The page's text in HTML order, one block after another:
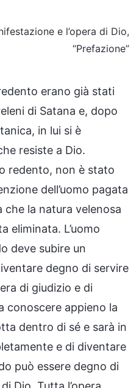
e l’opera di Dio,
“Prefazione”
erano già stati
di Satana e, dopo
in lui si è
resiste a Dio.
redento, non è stato
dell’uomo pagata
che la natura velenosa
eliminata. L’uomo
deve subire un
degno di servire
di giudizio e di
conoscere appieno la
dentro di sé e sarà in
e di diventare
può essere degno di